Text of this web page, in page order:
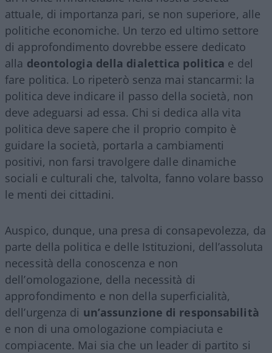
attuale, di importanza pari, se non superiore, alle
politiche economiche. Un terzo ed ultimo settore
di approfondimento dovrebbe essere dedicato
alla deontologia della dialettica politica e del
fare politica. Lo ripeterò senza mai stancarmi: la
politica deve indicare il passo della società, non
deve adeguarsi ad essa. Chi si dedica alla vita
politica deve sapere che il proprio compito è
guidare la società, portarla a cambiamenti
positivi, non farsi travolgere dalle dinamiche
sociali e culturali che, talvolta, fanno volare basso
le menti dei cittadini.
Auspico, dunque, una presa di consapevolezza, da
parte della politica e delle Istituzioni, dell’assoluta
necessità della conoscenza e non
dell’omologazione, della necessità di
approfondimento e non della superficialità,
dell’urgenza di un’assunzione di responsabilità
e non di una omologazione compiaciuta e
compiacente. Mai sia che un leader di partito si